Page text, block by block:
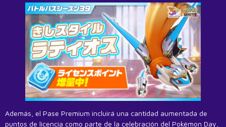
Además, el Pase Premium incluirá una cantidad aumentada de
puntos de licencia como parte de la celebración del Pokémon Day,